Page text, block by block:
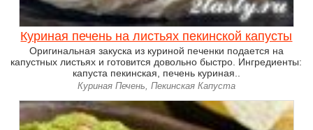
Куриная печень на листьях пекинской капусты
Оригинальная закуска из куриной печенки подается на
капустных листьях и готовится довольно быстро. Ингредиенты:
капуста пекинская, печень куриная..
Куриная Печень, Пекинская Капуста